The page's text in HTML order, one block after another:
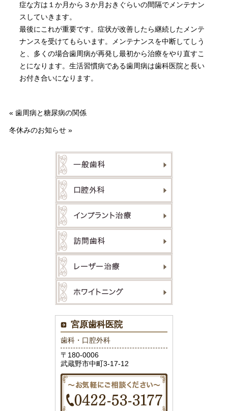
症な方は１か月から３か月おきぐらいの間隔でメンテナン
スしていきます。
最後にこれが重要です。症状が改善したら継続したメンテ
ナンスを受けてもらいます。メンテナンスを中断してしう
と、多くの場合歯周病が再発し最初から治療をやり直すこ
とになります。生活習慣病である歯周病は歯科医院と長い
お付き合いになります。
« 歯周病と糖尿病の関係
冬休みのお知らせ»
宮原歯科医院
歯科・口腔外科
〒180-0006
武蔵野市中町3-17-12